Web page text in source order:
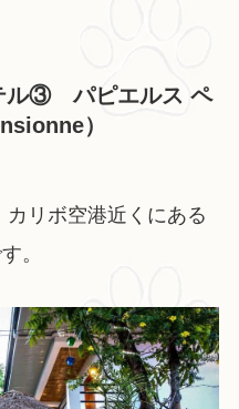
ル③ パピエルス ペ
）
リボ空港近くにある
。